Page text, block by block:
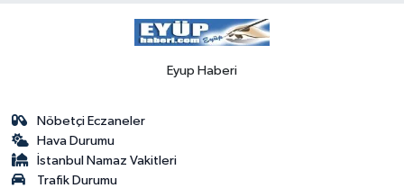
Eyup Haberi
Nöbetçi Eczaneler
Hava Durumu
İstanbul Namaz Vakitleri
Trafik Durumu